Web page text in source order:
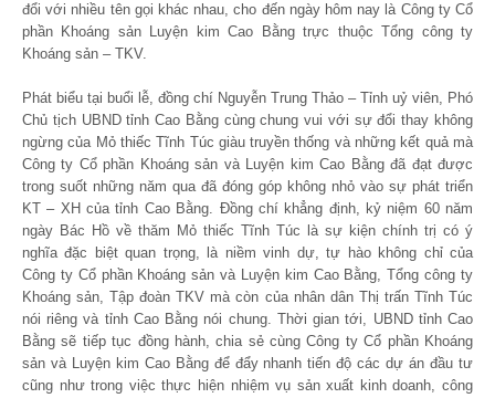
đổi với nhiều tên gọi khác nhau, cho đến ngày hôm nay là Công ty Cổ
phần Khoáng sản Luyện kim Cao Bằng trực thuộc Tổng công ty
Khoáng sản – TKV.
Phát biểu tại buổi lễ, đồng chí Nguyễn Trung Thảo – Tỉnh uỷ viên, Phó
Chủ tịch UBND tỉnh Cao Bằng cùng chung vui với sự đổi thay không
ngừng của Mỏ thiếc Tĩnh Túc giàu truyền thống và những kết quả mà
Công ty Cổ phần Khoáng sản và Luyện kim Cao Bằng đã đạt được
trong suốt những năm qua đã đóng góp không nhỏ vào sự phát triển
KT – XH của tỉnh Cao Bằng. Đồng chí khẳng định, kỷ niệm 60 năm
ngày Bác Hồ về thăm Mỏ thiếc Tĩnh Túc là sự kiện chính trị có ý
nghĩa đặc biệt quan trọng, là niềm vinh dự, tự hào không chỉ của
Công ty Cổ phần Khoáng sản và Luyện kim Cao Bằng, Tổng công ty
Khoáng sản, Tập đoàn TKV mà còn của nhân dân Thị trấn Tĩnh Túc
nói riêng và tỉnh Cao Bằng nói chung. Thời gian tới, UBND tỉnh Cao
Bằng sẽ tiếp tục đồng hành, chia sẻ cùng Công ty Cổ phần Khoáng
sản và Luyện kim Cao Bằng để đẩy nhanh tiến độ các dự án đầu tư
cũng như trong việc thực hiện nhiệm vụ sản xuất kinh doanh, công